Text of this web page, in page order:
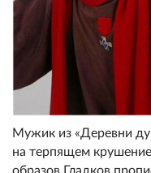
Мужик из «Деревни
на терпящем